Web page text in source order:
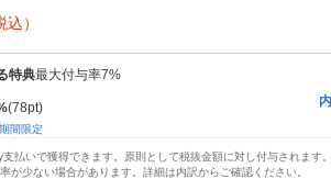
込）
特典最大付与率7%
(78pt)
間限定
払いで獲得できます。原則として税抜金額に対し付与されます
が少ない場合があります。詳細は内訳からご確認ください。